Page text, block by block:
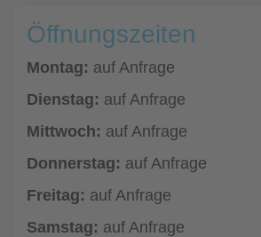
Öffnungszeiten
Montag: auf Anfrage
Dienstag: auf Anfrage
Mittwoch: auf Anfrage
Donnerstag: auf Anfrage
Freitag: auf Anfrage
Samstag: auf Anfrage